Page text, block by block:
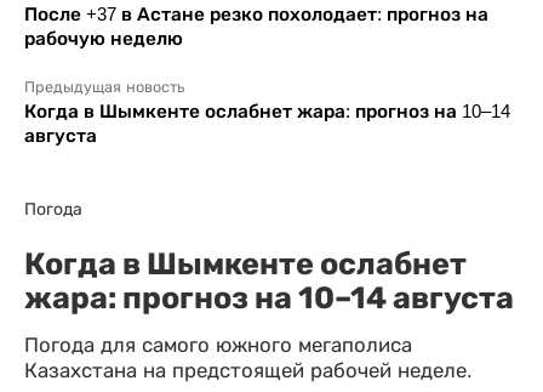
После +37 в Астане резко похолодает: прогноз на
рабочую неделю
Предыдущая новость
Когда в Шымкенте ослабнет жара: прогноз на 10–14
августа
Погода
Когда в Шымкенте ослабнет
жара: прогноз на 10–14 августа
Погода для самого южного мегаполиса
Казахстана на предстоящей рабочей неделе.